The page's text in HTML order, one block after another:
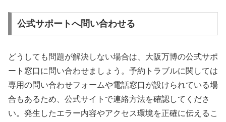
公式サポートへ問い合わせる
どうしても問題が解決しない場合は、大阪万博の公式サポ
ート窓口に問い合わせましょう。予約トラブルに関しては
専用の問い合わせフォームや電話窓口が設けられている場
合もあるため、公式サイトで連絡方法を確認してくださ
い。発生したエラー内容やアクセス環境を正確に伝えるこ